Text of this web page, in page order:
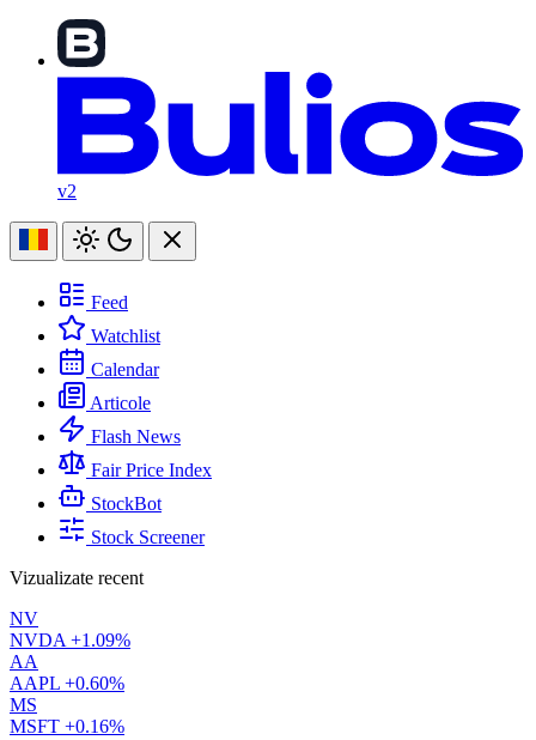
v2
Feed
Watchlist
Calendar
Articole
Flash News
Fair Price Index
StockBot
Stock Screener
Vizualizate recent
NV
NVDA +1.09%
AA
AAPL +0.60%
MS
MSFT +0.16%